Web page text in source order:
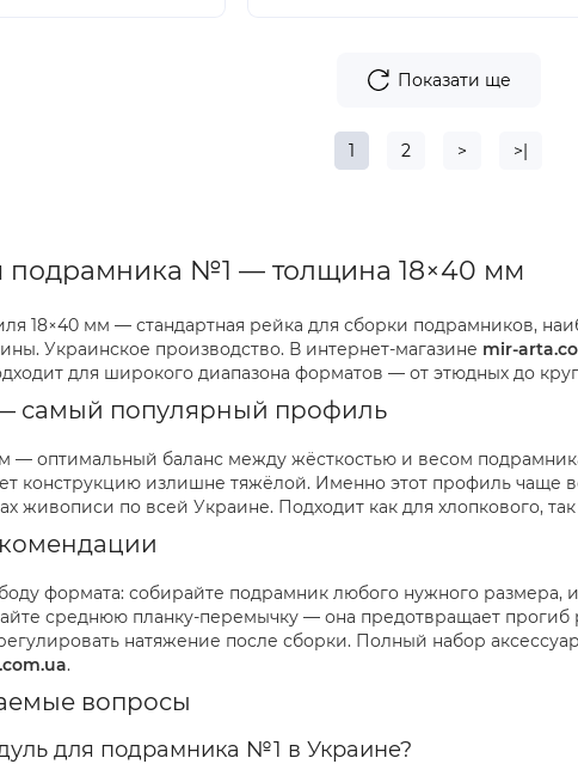
Показати ще
1 2 > >|
подрамника №1 — толщина 18×40 мм
18×40 мм — стандартная рейка для сборки подрамников,
Украинское производство. В интернет-магазине mir-
для широкого диапазона форматов — от этюдных до
самый популярный профиль
— оптимальный баланс между жёсткостью и весом
конструкцию излишне тяжёлой. Именно этот профиль чаще
живописи по всей Украине. Подходит как для хлопкового, так
формата: собирайте подрамник любого нужного размера,
среднюю планку-перемычку — она предотвращает прогиб
натяжение после сборки. Полный набор
.
вопросы
для подрамника №1 в Украине?